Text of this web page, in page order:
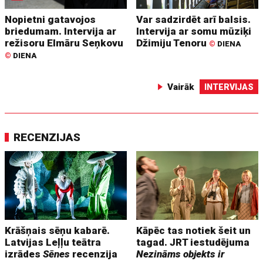
Nopietni gatavojos
briedumam. Intervija ar
režisoru Elmāru Seņkovu
© DIENA
Var sadzirdēt arī balsis.
Intervija ar somu mūziķi
Džimiju Tenoru © DIENA
Vairāk INTERVIJAS
RECENZIJAS
Krāšņais sēņu kabarē.
Latvijas Leļļu teātra
izrādesSēnes recenzija
Kāpēc tas notiek šeit un
tagad. JRT iestudējuma
Nezināms objekts ir